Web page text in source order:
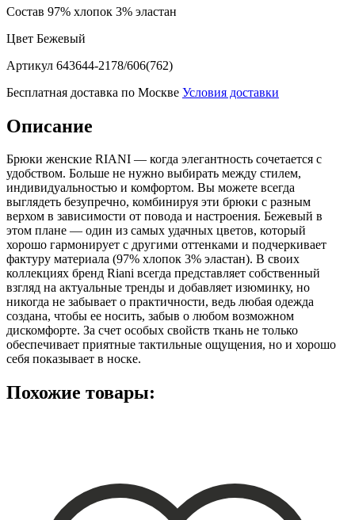
Состав 97% хлопок 3% эластан
Цвет Бежевый
Артикул 643644-2178/606(762)
Бесплатная доставка по Москве Условия доставки
Описание
Брюки женские RIANI — когда элегантность сочетается с
удобством. Больше не нужно выбирать между стилем,
индивидуальностью и комфортом. Вы можете всегда
выглядеть безупречно, комбинируя эти брюки с разным
верхом в зависимости от повода и настроения. Бежевый в
этом плане — один из самых удачных цветов, который
хорошо гармонирует с другими оттенками и подчеркивает
фактуру материала (97% хлопок 3% эластан). В своих
коллекциях бренд Riani всегда представляет собственный
взгляд на актуальные тренды и добавляет изюминку, но
никогда не забывает о практичности, ведь любая одежда
создана, чтобы ее носить, забыв о любом возможном
дискомфорте. За счет особых свойств ткань не только
обеспечивает приятные тактильные ощущения, но и хорошо
себя показывает в носке.
Похожие товары: